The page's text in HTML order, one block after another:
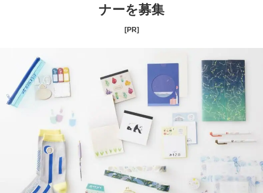
ナーを募集
[PR]